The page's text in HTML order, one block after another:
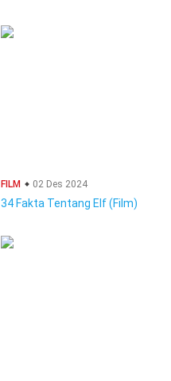
FILM 02 Des 2024
34 Fakta Tentang Elf (Film)